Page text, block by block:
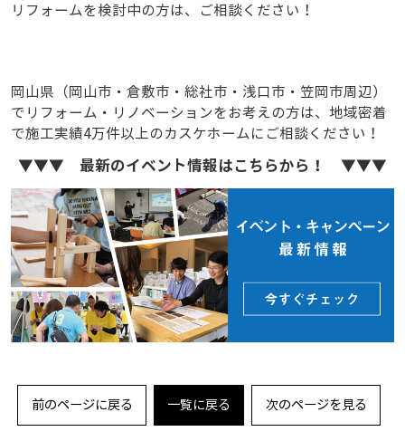
リフォームを検討中の方は、ご相談ください！
岡山県（岡山市・倉敷市・総社市・浅口市・笠岡市周辺）
でリフォーム・リノベーションをお考えの方は、地域密着
で施工実績4万件以上のカスケホームにご相談ください！
▼▼▼ 最新のイベント情報はこちらから！ ▼▼▼
前のページに戻る 一覧に戻る 次のページを見る